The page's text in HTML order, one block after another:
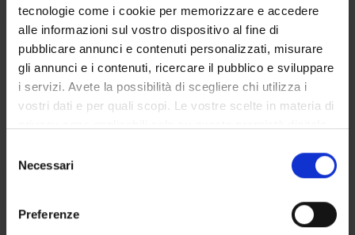
tecnologie come i cookie per memorizzare e accedere
alle informazioni sul vostro dispositivo al fine di
pubblicare annunci e contenuti personalizzati, misurare
gli annunci e i contenuti, ricercare il pubblico e sviluppare
i servizi. Avete la possibilità di scegliere chi utilizza i
vostri dati e per quali scopi. Le vostre scelte in materia di
modificare o revocare il proprio consenso in qualsiasi
momento dalla Dichiarazione sui cookie o facendo clic
Necessari
Preferenze
PSICOLOGIA GENERALE
Credits
2
Period
LEZIONI 1° SEMESTRE
Location
Academic staff
STORIA DELLA MEDICINA